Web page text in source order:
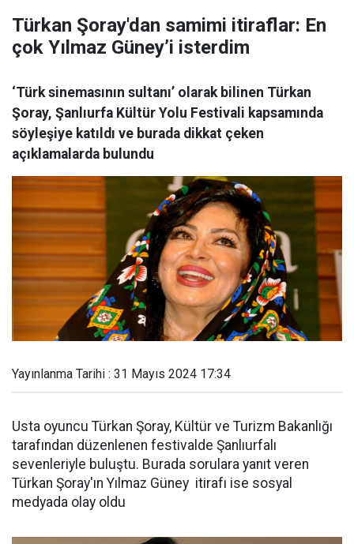
Türkan Şoray'dan samimi itiraflar: En
çok Yılmaz Güney’i isterdim
‘Türk sinemasının sultanı’ olarak bilinen Türkan
Şoray, Şanlıurfa Kültür Yolu Festivali kapsamında
söyleşiye katıldı ve burada dikkat çeken
açıklamalarda bulundu
Yayınlanma Tarihi : 31 Mayıs 2024 17:34
Usta oyuncu Türkan Şoray, Kültür ve Turizm Bakanlığı
tarafından düzenlenen festivalde Şanlıurfalı
sevenleriyle buluştu. Burada sorulara yanıt veren
Türkan Şoray'ın Yılmaz Güney itirafı ise sosyal
medyada olay oldu